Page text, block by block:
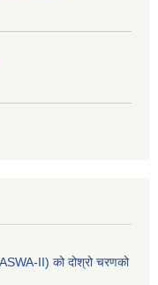
II) को दोश्रो चरणको